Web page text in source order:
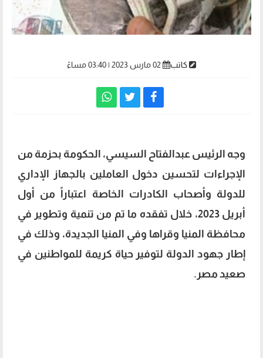
كاتب
وجه الرئيس عبدالفتاح السيسي، الحكومة بحزمة من
الإجراءات لتحسين دخول العاملين بالجهاز الإداري
للدولة وأصحاب الكادرات الخاصة اعتباراً من أول
أبريل 2023، خلال تفقده ما تم من تنمية وتطوير في
محافظة المنيا وقراها وفي المنيا الجديدة، وذلك في
إطار جهود الدولة لتوفير حياة كريمة للمواطنين في
صعيد مصر.